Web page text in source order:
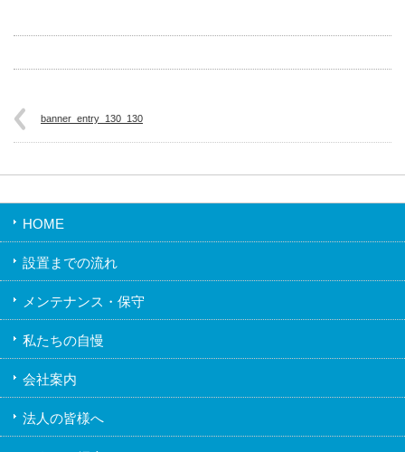
banner_entry_130_130
HOME
設置までの流れ
メンテナンス・保守
私たちの自慢
会社案内
法人の皆様へ